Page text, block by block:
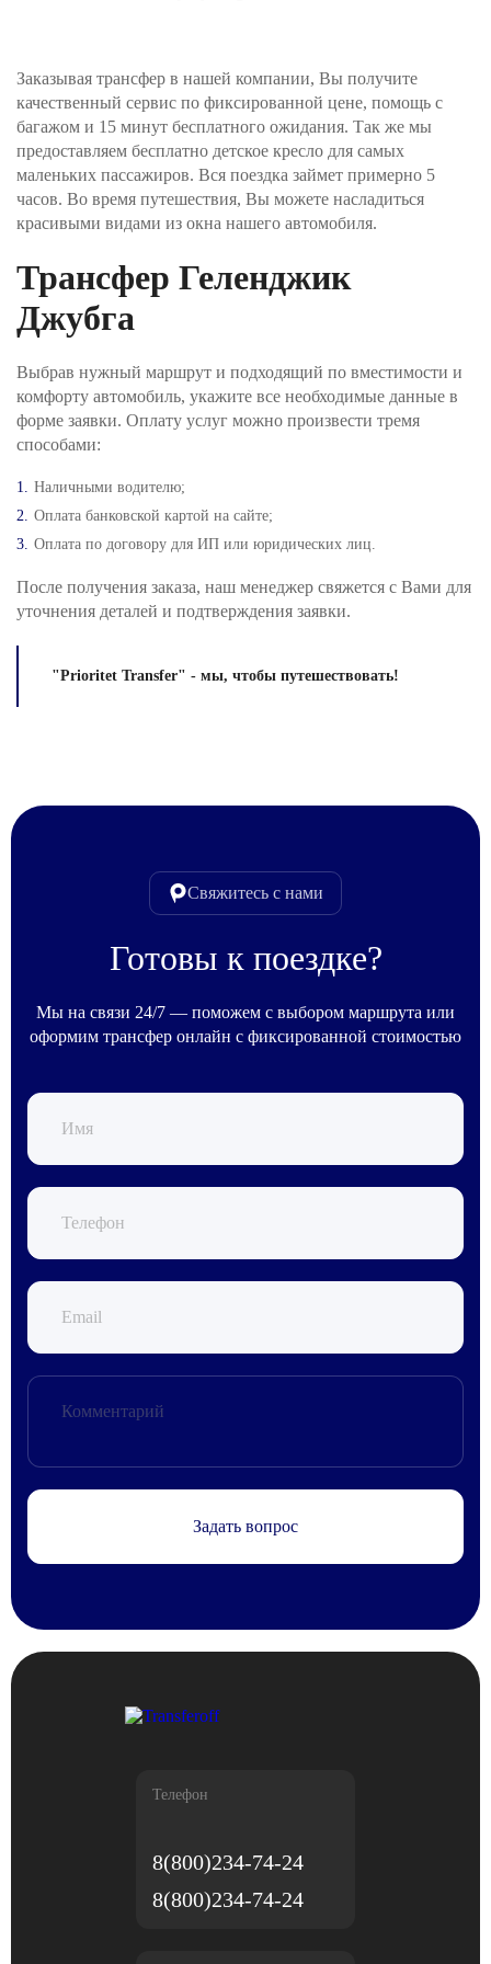
АО "Т-БАНК" (© 2006–2025, АО «Т-Банк»,
официальный сайт https://www.tbank.ru/business/,
лицензия ЦБ РФ № 2673).
Шаг №4. После получения заявки, наш менеджер
проверит поступление денежных средств и
свяжется с Вами для подверждения заказа и его
оплаты.
Заказывая трансфер в нашей компании, Вы получите
качественный сервис по фиксированной цене, помощь с
багажом и 15 минут бесплатного ожидания. Так же мы
предоставляем бесплатно детское кресло для самых
маленьких пассажиров. Вся поездка займет примерно 5
часов. Во время путешествия, Вы можете насладиться
красивыми видами из окна нашего автомобиля.
Трансфер Геленджик
Джубга
Выбрав нужный маршрут и подходящий по вместимости и
комфорту автомобиль, укажите все необходимые данные в
форме заявки. Оплату услуг можно произвести тремя
способами:
Наличными водителю;
Оплата банковской картой на сайте;
Оплата по договору для ИП или юридических лиц.
После получения заказа, наш менеджер свяжется с Вами для
уточнения деталей и подтверждения заявки.
"Prioritet Transfer" - мы, чтобы путешествовать!
Свяжитесь с нами
Готовы к поездке?
Мы на связи 24/7 — поможем с выбором маршрута или
оформим трансфер онлайн с фиксированной стоимостью
Задать вопрос
Телефон
8(800)234-74-24
8(800)234-74-24